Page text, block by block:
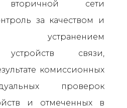
вторичной сети
за качеством и
устранением
связи,
комиссионных
проверок
и отмеченных в